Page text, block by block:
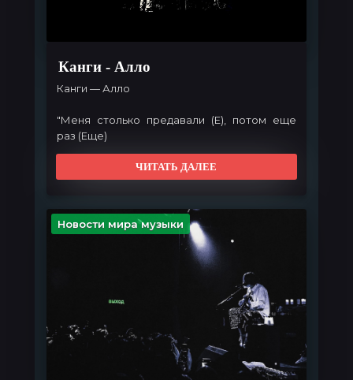
Канги - Алло
Канги — Алло
"Меня столько предавали (Е), потом еще
раз (Еще)
Я запиваю горе алкоголем
И тысячи проблем, а за ними горы
Тянут этажами прямо за собою..."
ЧИТАТЬ ДАЛЕЕ
Новости мира музыки